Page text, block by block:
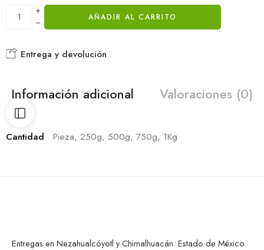
AÑADIR AL CARRITO
Entrega y devolución
Información adicional Valoraciones (0)
Cantidad Pieza, 250g, 500g, 750g, 1Kg
Entregas en Nezahualcóyotl y Chimalhuacán. Estado de México.